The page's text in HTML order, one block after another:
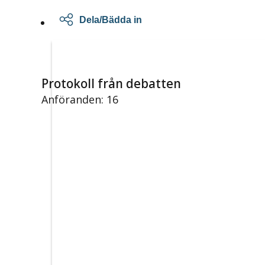
Dela/Bädda in
Protokoll från debatten
Anföranden: 16